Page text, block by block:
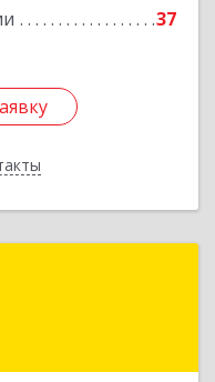
37
Верхняя Пышма г,